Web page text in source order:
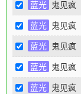
蓝光 鬼见疯
蓝光 鬼见疯
蓝光 鬼见疯
蓝光 鬼见疯
蓝光 鬼见疯